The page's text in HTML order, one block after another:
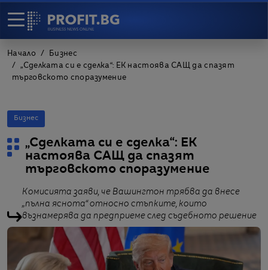
Начало
Бизнес
„Сделката си е сделка“: ЕК настоява САЩ да спазят
търговското споразумение
Бизнес
„Сделката си е сделка“: ЕК
настоява САЩ да спазят
търговското споразумение
Комисията заяви, че Вашингтон трябва да внесе
„пълна яснота“ относно стъпките, които
възнамерява да предприеме след съдебното решение